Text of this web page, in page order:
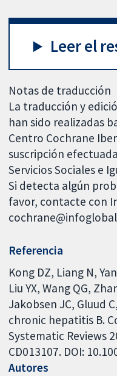
Leer el
Notas de traducción
La traducción y
han sido realizadas
Centro Cochrane
suscripción
Servicios Sociales e
Si detecta algún
favor, contacte con
Referencia
Kong DZ, Liang N,
Liu YX, Wang QG,
Jakobsen JC, Gluud
chronic hepatitis B.
Systematic Reviews
CD013107. DOI:
Autores